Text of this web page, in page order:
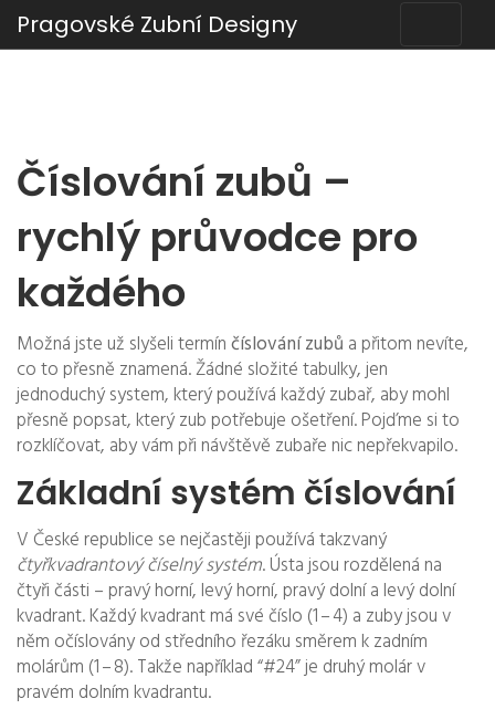
Pragovské Zubní Designy
Číslování zubů –
rychlý průvodce pro
každého
Možná jste už slyšeli termínčíslování zubů a přitom nevíte,
co to přesně znamená. Žádné složité tabulky, jen
jednoduchý system, který používá každý zubař, aby mohl
přesně popsat, který zub potřebuje ošetření. Pojďme si to
rozklíčovat, aby vám při návštěvě zubaře nic nepřekvapilo.
Základní systém číslování
V České republice se nejčastěji používá takzvaný
čtyřkvadrantový číselný systém. Ústa jsou rozdělená na
čtyři části – pravý horní, levý horní, pravý dolní a levý dolní
kvadrant. Každý kvadrant má své číslo (1 – 4) a zuby jsou v
něm očíslovány od středního řezáku směrem k zadním
molárům (1 – 8). Takže například “#24” je druhý molár v
pravém dolním kvadrantu.